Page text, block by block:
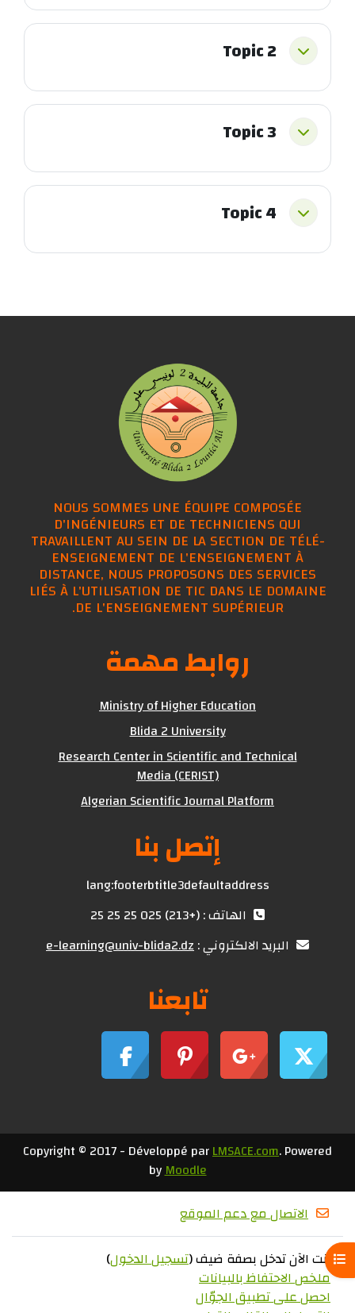
فتح فهرس المقرر
طي Topic 2
طي Topic 3
طي Topic 4
NOUS SOMMES UNE ÉQUIPE COMPOSÉE
D'INGÉNIEURS ET DE TECHNICIENS QUI
TRAVAILLENT AU SEIN DE LA SECTION DE TÉLÉ-
ENSEIGNEMENT DE L'ENSEIGNEMENT À
DISTANCE, NOUS PROPOSONS DES SERVICES
LIÉS À L'UTILISATION DE TIC DANS LE DOMAINE
DE L'ENSEIGNEMENT SUPÉRIEUR.
روابط مهمة
Ministry of Higher Education
Blida 2 University
Research Center in Scientific and Technical
Media (CERIST)
Algerian Scientific Journal Platform
إتصل بنا
lang:footerbtitle3defaultaddress
الهاتف : (+213) 025 25 25 25
البريد الالكتروني :e-learning@univ-blida2.dz
تابعنا
Copyright © 2017 - Développé parLMSACE.com. Powered
byMoodle
الاتصال مع دعم الموقع
أنت الآن تدخل بصفة ضيف (تسجيل الدخول)
ملخص الاحتفاظ بالبيانات
احصل على تطبيق الجوّال